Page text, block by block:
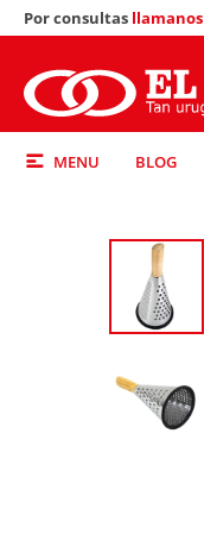
MENU BLOG
Por consultas llamanos